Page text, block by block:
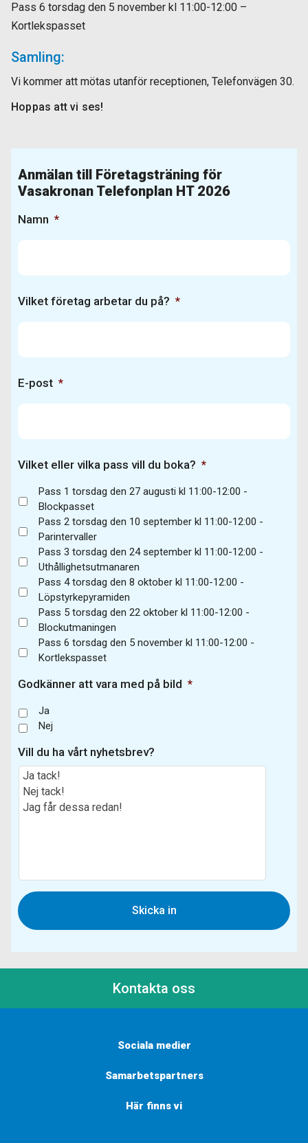
Pass 6 torsdag den 5 november kl 11:00-12:00 –
Kortlekspasset
Samling:
Vi kommer att mötas utanför receptionen, Telefonvägen 30.
Hoppas att vi ses!
Anmälan till Företagsträning för
Vasakronan Telefonplan HT 2026
Namn *
Vilket företag arbetar du på? *
E-post *
Vilket eller vilka pass vill du boka? *
Pass 1 torsdag den 27 augusti kl 11:00-12:00 -
Blockpasset
Pass 2 torsdag den 10 september kl 11:00-12:00 -
Parintervaller
Pass 3 torsdag den 24 september kl 11:00-12:00 -
Uthållighetsutmanaren
Pass 4 torsdag den 8 oktober kl 11:00-12:00 -
Löpstyrkepyramiden
Pass 5 torsdag den 22 oktober kl 11:00-12:00 -
Blockutmaningen
Pass 6 torsdag den 5 november kl 11:00-12:00 -
Kortlekspasset
Godkänner att vara med på bild *
Ja
Nej
Vill du ha vårt nyhetsbrev?
Kontakta oss
Sociala medier
Samarbetspartners
Här finns vi